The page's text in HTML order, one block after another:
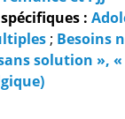
:
; Besoins
solution »,